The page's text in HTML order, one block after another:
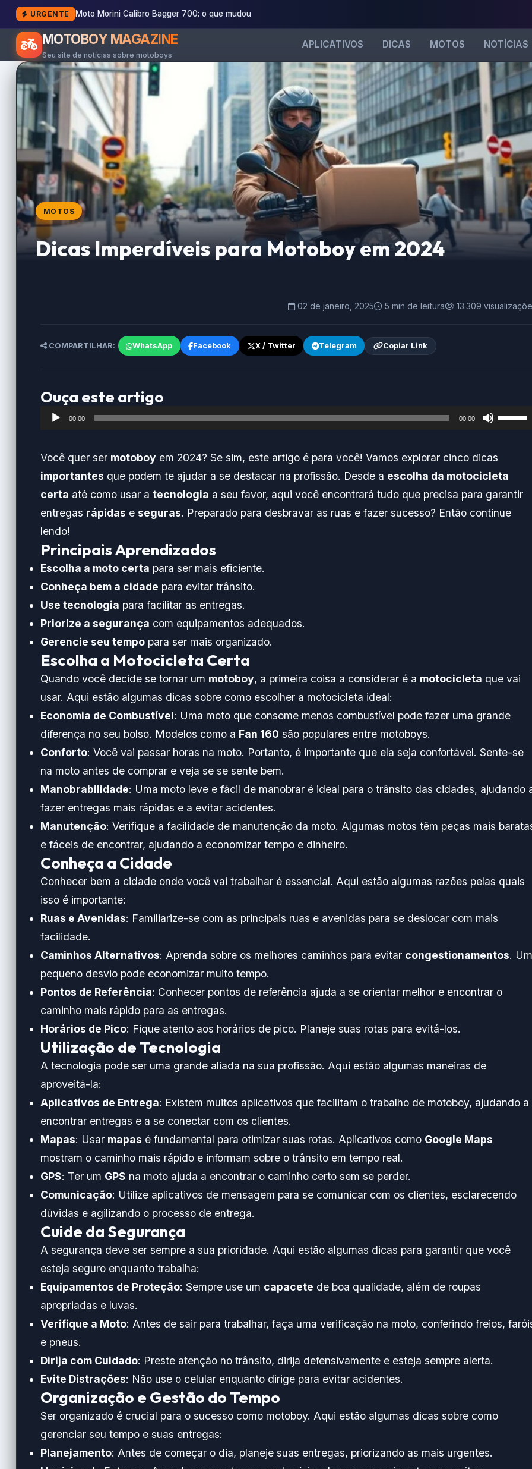
URGENTE Moto Morini Calibro Bagger 700: o que mudou
MOTOBOY MAGAZINE
Seu site de notícias sobre motoboys
APLICATIVOS DICAS MOTOS NOTÍCIAS
MOTOS
Dicas Imperdíveis para Motoboy em 2024
02 de janeiro, 2025 5 min de leitura 13.309
COMPARTILHAR: WhatsApp Facebook X / Twitter Telegram Copiar Link
Ouça este artigo
Tocador
áudio
00:00 00:00
Use
para
cima
Você quer ser motoboyem 2024? Se sim, este artigo é para você! Vamos explorar cinco dicas
importantes que podem te ajudar a se destacar na profissão. Desde a escolha da motocicleta
certa até como usar a tecnologia a seu favor, aqui você encontrará tudo que precisa para garantir
entregas rápidas e seguras. Preparado para desbravar as ruas e fazer sucesso? Então continue
lendo!
Principais Aprendizados
Escolha a moto certa para ser mais eficiente.
Conheça bem a cidade para evitar trânsito.
Use tecnologia para facilitar as entregas.
Priorize a segurança com equipamentos adequados.
Gerencie seu tempopara ser mais organizado.
Escolha a Motocicleta Certa
Quando você decide se tornar um motoboy, a primeira coisa a considerar é a motocicleta que vai
usar. Aqui estão algumas dicas sobre como escolher a motocicleta ideal:
Economia de Combustível: Uma moto que consome menos combustível pode fazer uma grande
diferença no seu bolso. Modelos como a Fan 160 são populares entre motoboys.
Conforto: Você vai passar horas na moto. Portanto, é importante que ela seja confortável. Sente-se
na moto antes de comprar e veja se se sente bem.
Manobrabilidade: Uma moto leve e fácil de manobrar é ideal para o trânsito das cidades, ajudando
fazer entregas mais rápidas e a evitar acidentes.
Manutenção: Verifique a facilidade de manutenção da moto. Algumas motos têm peças mais
e fáceis de encontrar, ajudando a economizar tempo e dinheiro.
Conheça a Cidade
Conhecer bem a cidade onde você vai trabalhar é essencial. Aqui estão algumas razões pelas quais
isso é importante:
Ruas e Avenidas: Familiarize-se com as principais ruas e avenidas para se deslocar com mais
facilidade.
Caminhos Alternativos: Aprenda sobre os melhores caminhos para evitar congestionamentos. Um
pequeno desvio pode economizar muito tempo.
Pontos de Referência: Conhecer pontos de referência ajuda a se orientar melhor e encontrar o
caminho mais rápido para as entregas.
Horários de Pico: Fique atento aos horários de pico. Planeje suas rotas para evitá-los.
Utilização de Tecnologia
A tecnologia pode ser uma grande aliada na sua profissão. Aqui estão algumas maneiras de
aproveitá-la:
Aplicativos de Entrega: Existem muitos aplicativos que facilitam o trabalho de motoboy, ajudando a
encontrar entregas e a se conectar com os clientes.
Mapas: Usar mapas é fundamental para otimizar suas rotas. Aplicativos como Google Maps
mostram o caminho mais rápido e informam sobre o trânsito em tempo real.
GPS: Ter um GPS na moto ajuda a encontrar o caminho certo sem se perder.
Comunicação: Utilize aplicativos de mensagem para se comunicar com os clientes, esclarecendo
dúvidas e agilizando o processo de entrega.
Cuide da Segurança
A segurança deve ser sempre a sua prioridade. Aqui estão algumas dicas para garantir que você
esteja seguro enquanto trabalha:
Equipamentos de Proteção: Sempre use um capacete de boa qualidade, além de roupas
apropriadas e luvas.
Verifique a Moto: Antes de sair para trabalhar, faça uma verificação na moto, conferindo freios,
e pneus.
Dirija com Cuidado: Preste atenção no trânsito, dirija defensivamente e esteja sempre alerta.
Evite Distrações: Não use o celular enquanto dirige para evitar acidentes.
Organização e Gestão do Tempo
Ser organizado é crucial para o sucesso como motoboy. Aqui estão algumas dicas sobre como
gerenciar seu tempo e suas entregas:
Planejamento: Antes de começar o dia, planeje suas entregas, priorizando as mais urgentes.